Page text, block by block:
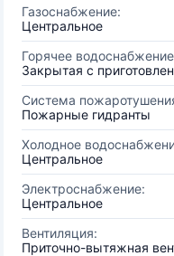
Газоснабжение:
Центральное
Горячее
Закрытая с
Система
Пожарные гидранты
Холодное
Центральное
Электроснабжение:
Центральное
Вентиляция:
Приточно-вытяжная